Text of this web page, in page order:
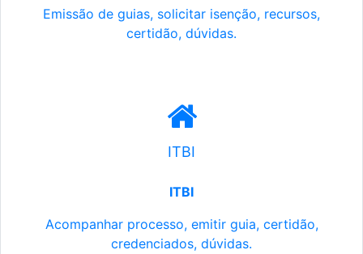
Emissão de guias, solicitar isenção, recursos,
certidão, dúvidas.
ITBI
ITBI
Acompanhar processo, emitir guia, certidão,
credenciados, dúvidas.